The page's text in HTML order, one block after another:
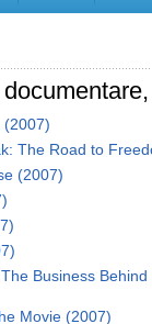
(2007)
The Road to
(2007)
Business
Movie (2007)